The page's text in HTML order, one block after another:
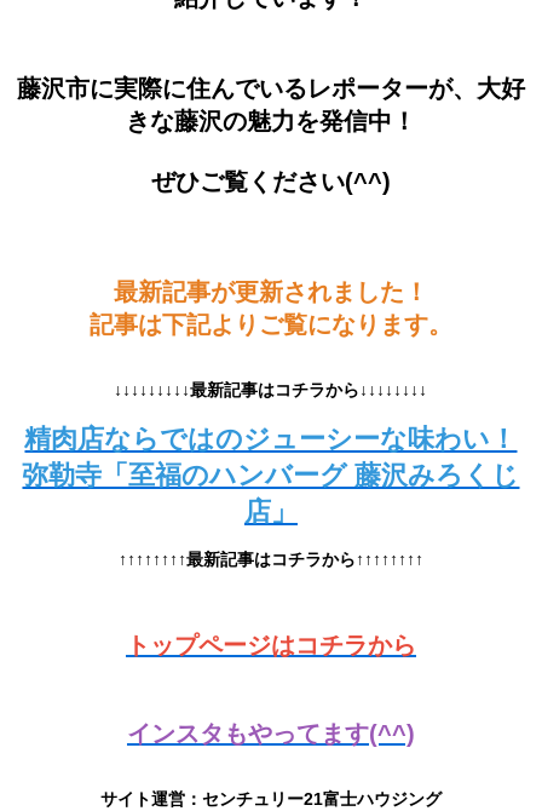
藤沢市に実際に住んでいるレポーターが、大好
きな藤沢の魅力を発信中！
ぜひご覧ください(^^)
最新記事が更新されました！
記事は下記よりご覧になります。
↓↓↓↓↓↓↓↓↓最新記事はコチラから↓↓↓↓↓↓↓↓
精肉店ならではのジューシーな味わい！
弥勒寺「至福のハンバーグ 藤沢みろくじ
店」
↑↑↑↑↑↑↑↑最新記事はコチラから↑↑↑↑↑↑↑↑
トップページはコチラから
インスタもやってます(^^)
サイト運営：センチュリー21富士ハウジング